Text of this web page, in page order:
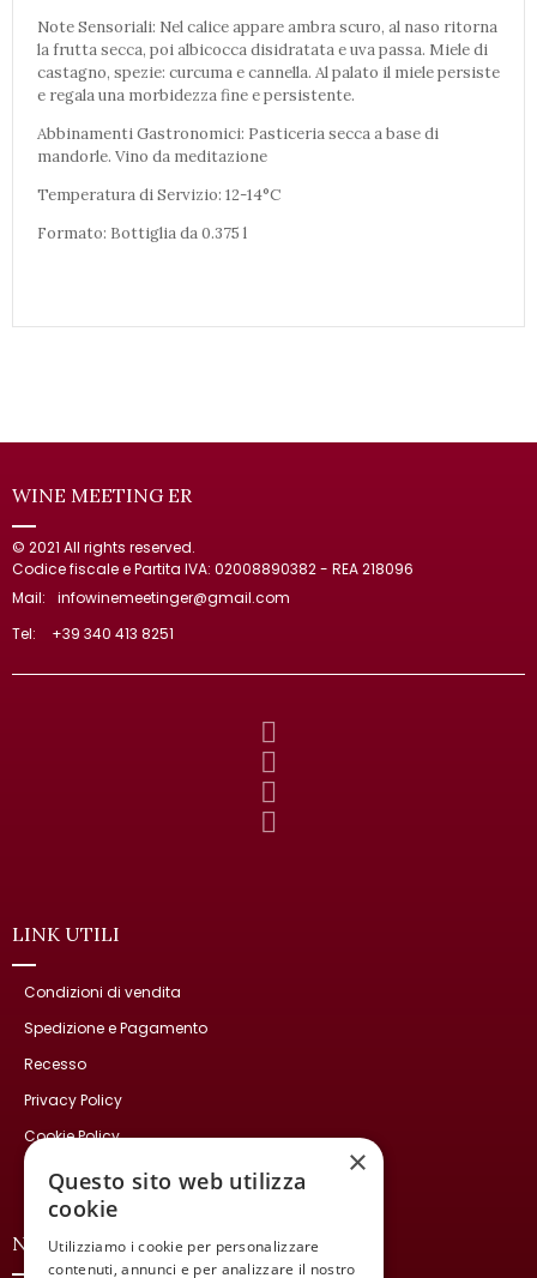
Note Sensoriali: Nel calice appare ambra scuro, al naso ritorna
la frutta secca, poi albicocca disidratata e uva passa. Miele di
castagno, spezie: curcuma e cannella. Al palato il miele persiste
e regala una morbidezza fine e persistente.
Abbinamenti Gastronomici: Pasticeria secca a base di
mandorle. Vino da meditazione
Temperatura di Servizio: 12-14°C
Formato: Bottiglia da 0.375 l
WINE MEETING ER
© 2021 All rights reserved.
Codice fiscale e Partita IVA: 02008890382 - REA 218096
Mail:
infowinemeetinger@gmail.com
Tel:
+39 340 413 8251
LINK UTILI
Condizioni di vendita
Spedizione e Pagamento
Recesso
Privacy Policy
Cookie Policy
Contatti
NEWSLETTER
×
Questo sito web utilizza
cookie
Utilizziamo i cookie per personalizzare
contenuti, annunci e per analizzare il nostro